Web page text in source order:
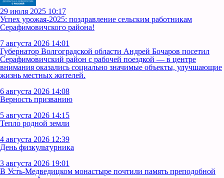
29 июля 2025 10:17
Успех урожая-2025: поздравление сельским работникам
Серафимовичского района!
7 августа 2026 14:01
Губернатор Волгоградской области Андрей Бочаров посетил
Серафимовичский район с рабочей поездкой — в центре
внимания оказались социально значимые объекты, улучшающие
жизнь местных жителей.
6 августа 2026 14:08
Верность призванию
5 августа 2026 14:15
Тепло родной земли
4 августа 2026 12:39
День физкультурника
3 августа 2026 19:01
В Усть‑Медведицком монастыре почтили память преподобной